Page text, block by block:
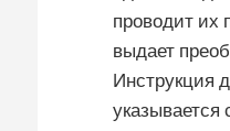
проводит их
выдает
Инструкция
указывается